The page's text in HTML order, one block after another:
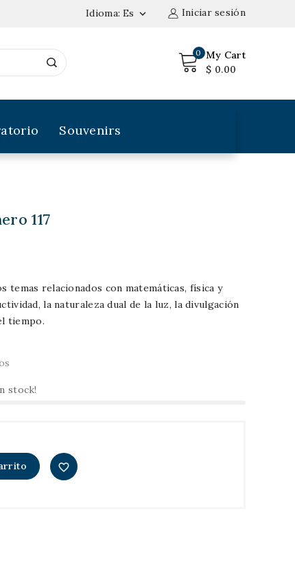
Idioma: Es  Iniciar sesión
0 My Cart
$ 0.00
Souvenirs
117
temas relacionados con matemáticas, física y
la naturaleza dual de la luz, la divulgación
tiempo.
stock!
favorite_border